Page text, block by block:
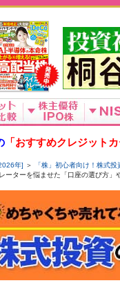
「おすすめクレジット
年] ＞ 「株」初心者向け！株式
ーターを悩ませた「口座の選び方」